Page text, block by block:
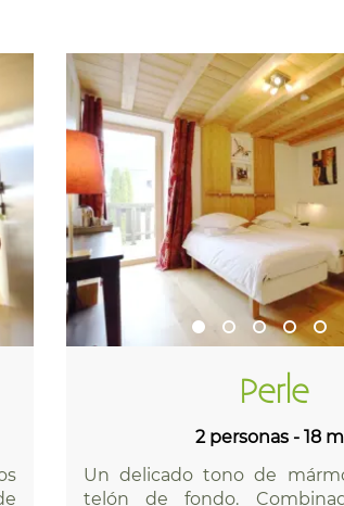
Perle
2 personas - 18
Un delicado tono de
telón de fondo.